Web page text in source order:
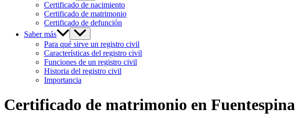
Certificado de nacimiento
Certificado de matrimonio
Certificado de defunción
Saber más
Para qué sirve un registro civil
Características del registro civil
Funciones de un registro civil
Historia del registro civil
Importancia
Certificado de matrimonio en Fuentespina